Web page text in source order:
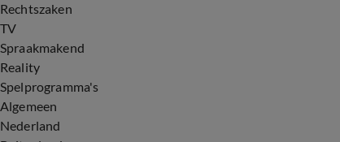
Rechtszaken
TV
Spraakmakend
Reality
Spelprogramma's
Algemeen
Nederland